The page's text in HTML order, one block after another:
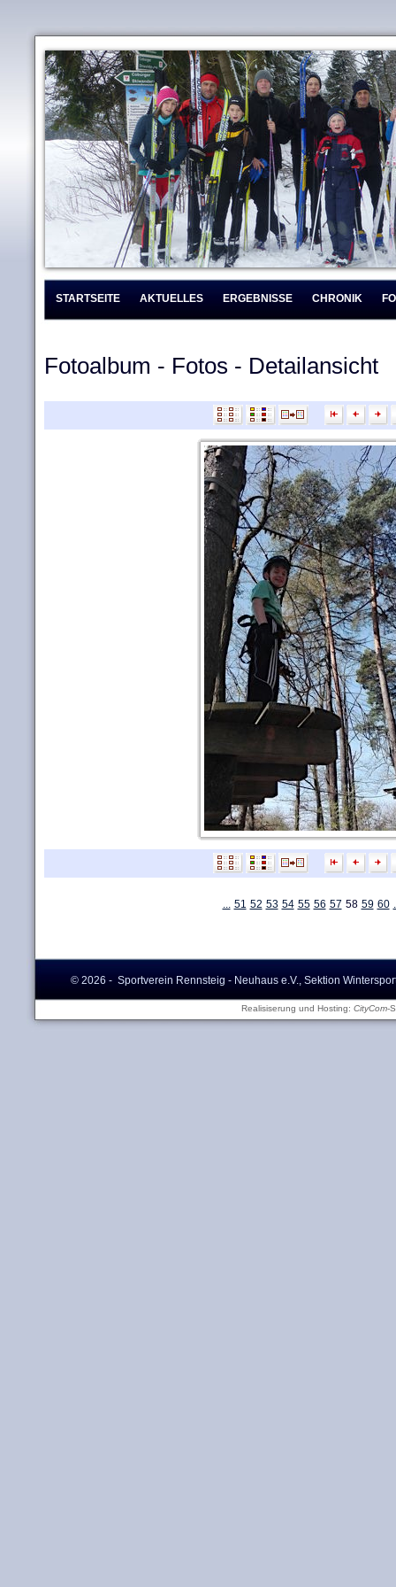
STARTSEITE AKTUELLES ERGEBNISSE CHRONIK
Fotoalbum - Fotos - Detailansicht
... 51 52 53 54 55 56 57 58 59 60
© 2026 - Sportverein Rennsteig - Neuhaus e.V., Sektion
Realisiserung und Hosting: CityCom-